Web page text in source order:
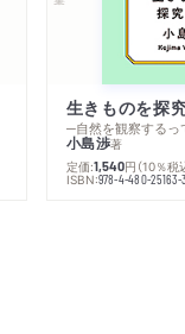
生きものを探
─自然を観察するっ
小島渉著
定価:1,540円 （10％税
ISBN:978-4-480-25163-3